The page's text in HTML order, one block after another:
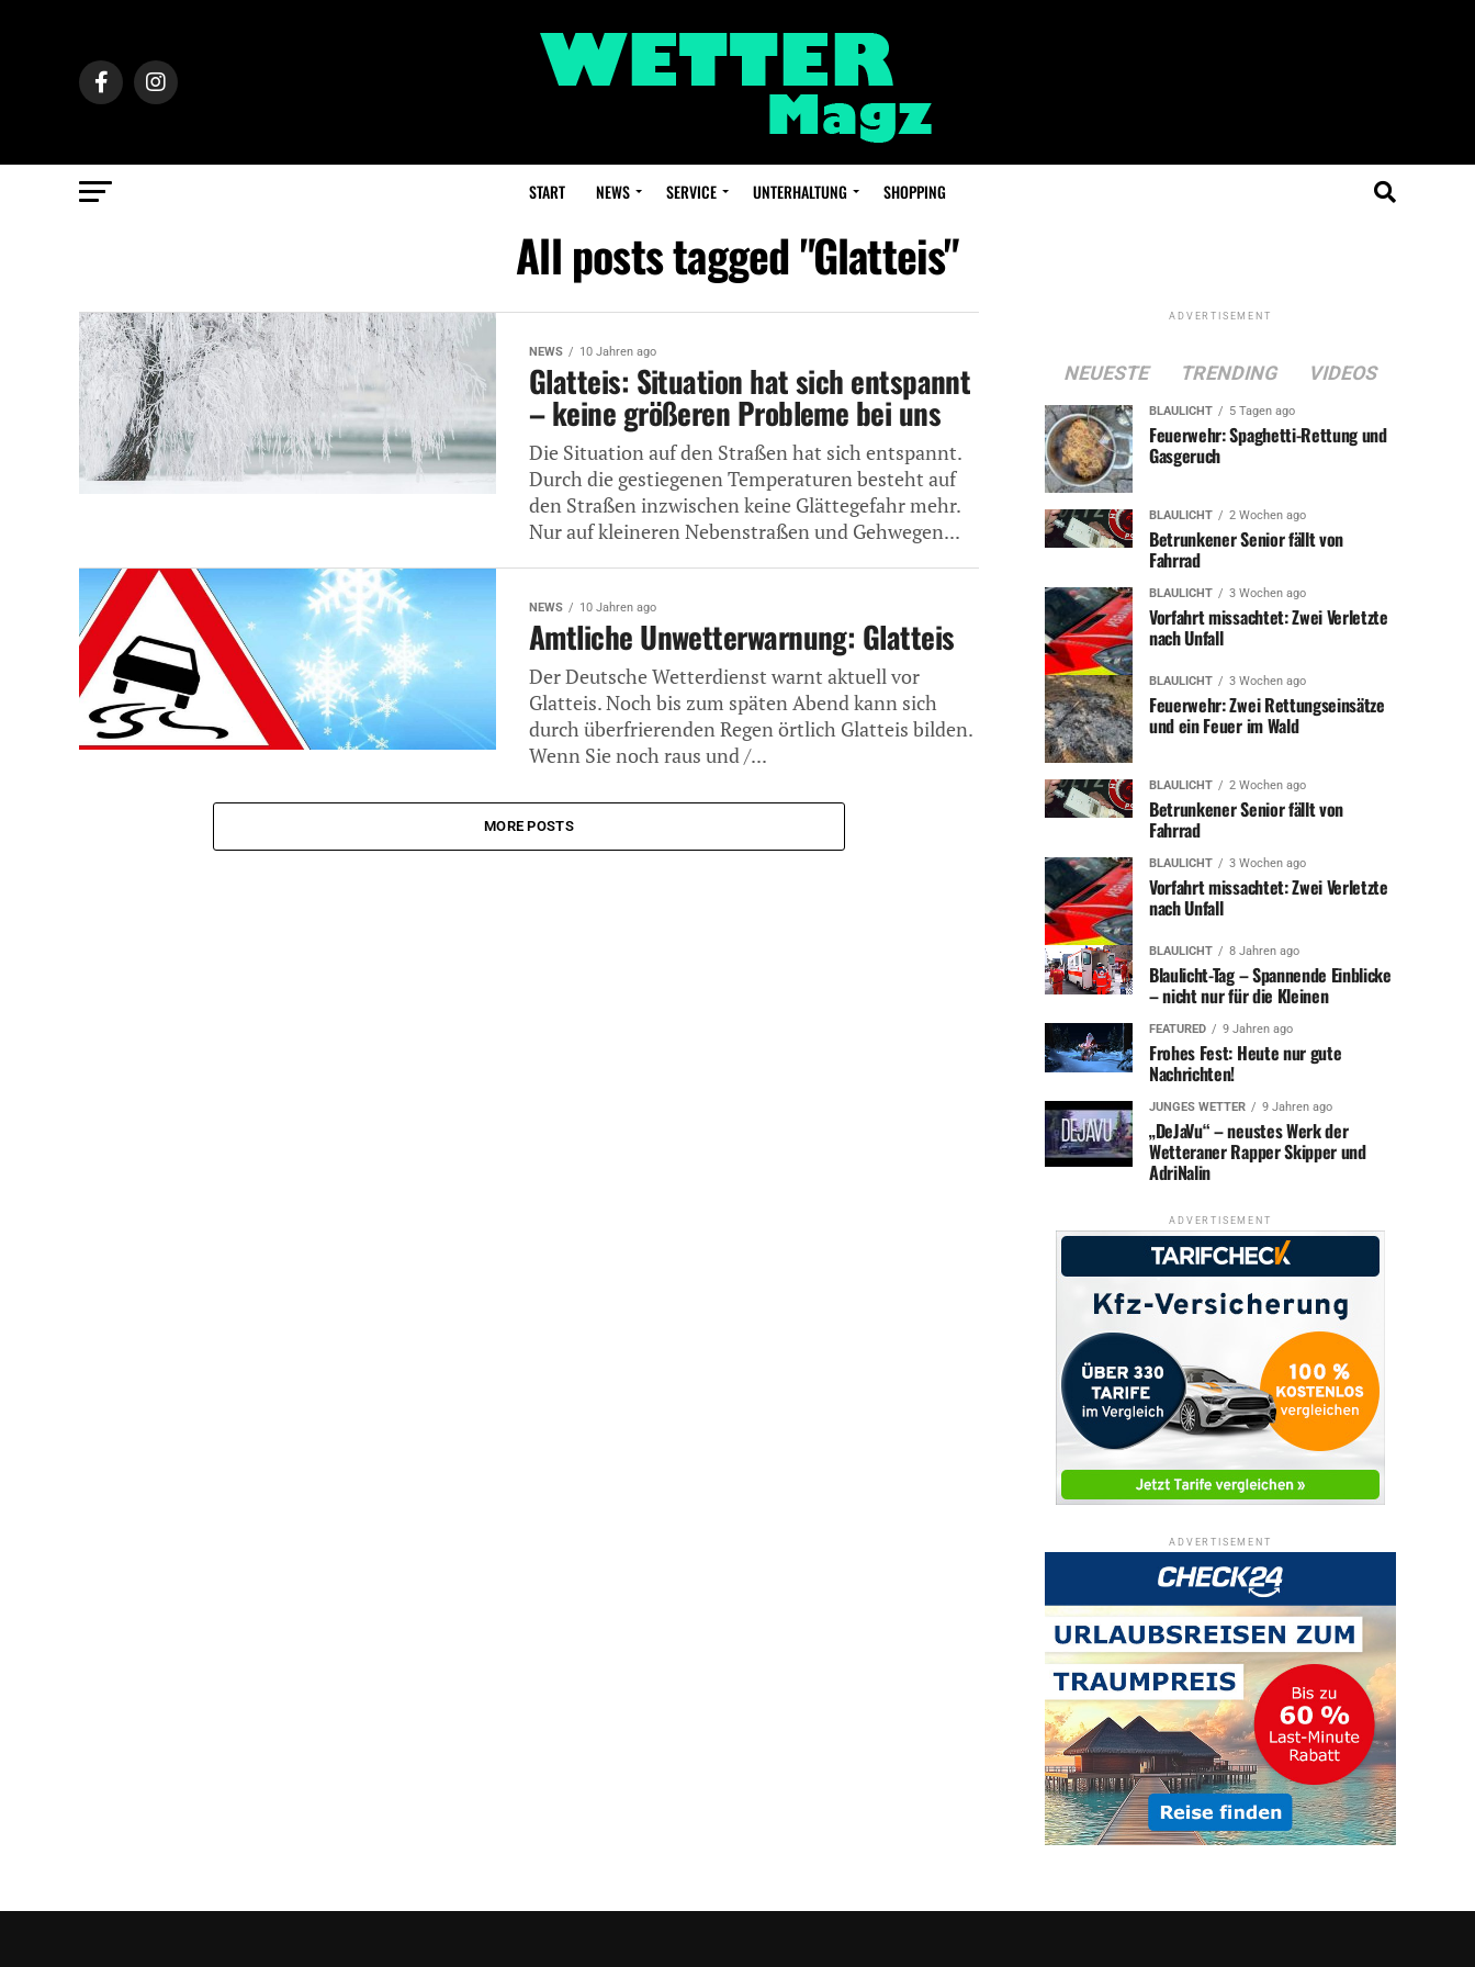
START NEWS SERVICE UNTERHALTUNG SHOPPING
All posts tagged "Glatteis"
NEWS 10 Jahren ago
Glatteis: Situation hat sich entspannt
– keine größeren Probleme bei uns
Die Situation auf den Straßen hat sich entspannt.
Durch die gestiegenen Temperaturen besteht auf
den Straßen inzwischen keine Glättegefahr mehr.
Nur auf kleineren Nebenstraßen und Gehwegen...
NEWS 10 Jahren ago
Amtliche Unwetterwarnung: Glatteis
Der Deutsche Wetterdienst warnt aktuell vor
Glatteis. Noch bis zum späten Abend kann sich
durch überfrierenden Regen örtlich Glatteis bilden.
Wenn Sie noch raus und /...
MORE POSTS
ADVERTISEMENT
NEUESTE TRENDING VIDEOS
BLAULICHT 5 Tagen ago
Feuerwehr: Spaghetti-Rettung und
Gasgeruch
BLAULICHT 2 Wochen ago
Betrunkener Senior fällt von
Fahrrad
BLAULICHT 3 Wochen ago
Vorfahrt missachtet: Zwei Verletzte
nach Unfall
BLAULICHT 3 Wochen ago
Feuerwehr: Zwei Rettungseinsätze
und ein Feuer im Wald
BLAULICHT 2 Wochen ago
Betrunkener Senior fällt von
Fahrrad
BLAULICHT 3 Wochen ago
Vorfahrt missachtet: Zwei Verletzte
nach Unfall
BLAULICHT 8 Jahren ago
Blaulicht-Tag – Spannende Einblicke
– nicht nur für die Kleinen
FEATURED 9 Jahren ago
Frohes Fest: Heute nur gute
Nachrichten!
JUNGES WETTER 9 Jahren ago
„DeJaVu“ – neustes Werk der
Wetteraner Rapper Skipper und
AdriNalin
ADVERTISEMENT
ADVERTISEMENT